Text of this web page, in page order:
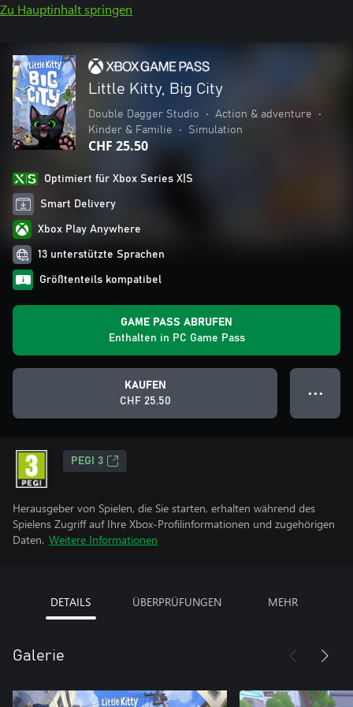
Zu Hauptinhalt springen
Little Kitty, Big City
Double Dagger Studio • Action & adventure
•
Kinder & Familie
• Simulation
CHF 25.50
Optimiert für Xbox Series X|S
Smart Delivery
Xbox Play Anywhere
13 unterstützte Sprachen
Größtenteils kompatibel
GAME PASS ABRUFEN
Enthalten in PC Game Pass
KAUFEN
CHF 25.50
● ● ●
PEGI 3
Herausgeber von Spielen, die Sie starten, erhalten während des
Spielens Zugriff auf Ihre Xbox-Profilinformationen und zugehörigen
Daten. Weitere Informationen
DETAILS ÜBERPRÜFUNGEN MEHR
Galerie